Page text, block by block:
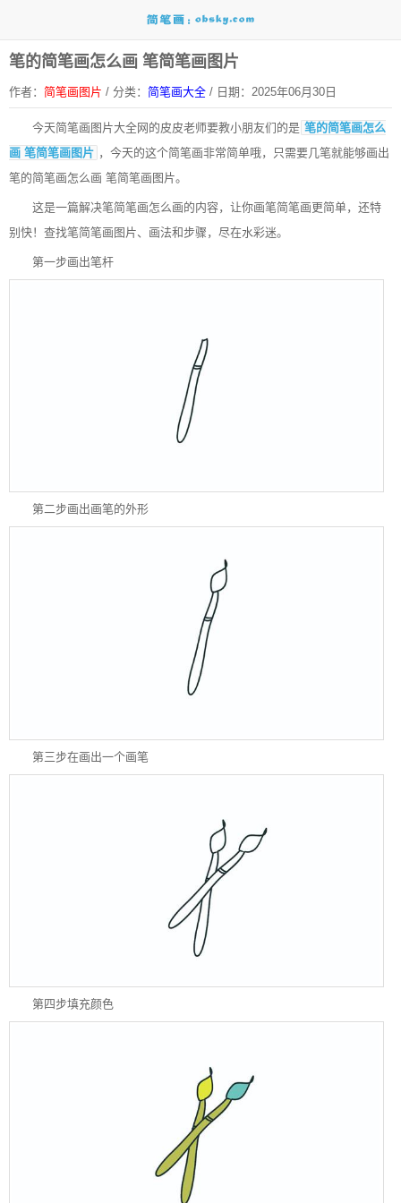
笔的简笔画怎么画 笔简笔画图片
作者： 简笔画图片 / 分类： 简笔画大全 / 日期：2025年06月30日
今天简笔画图片大全网 的皮皮老师要教小朋友们的是 笔的简笔画怎么
画 笔简笔画图片 ，今天的这个简笔画非常简单哦，只需要几笔就能够画出
笔的简笔画怎么画 笔简笔画图片。
这是一篇解决笔简笔画怎么画的内容，让你画笔简笔画更简单，还特
别快！查找笔简笔画图片、画法和步骤，尽在水彩迷。
第一步画出笔杆
第二步画出画笔的外形
第三步在画出一个画笔
第四步填充颜色